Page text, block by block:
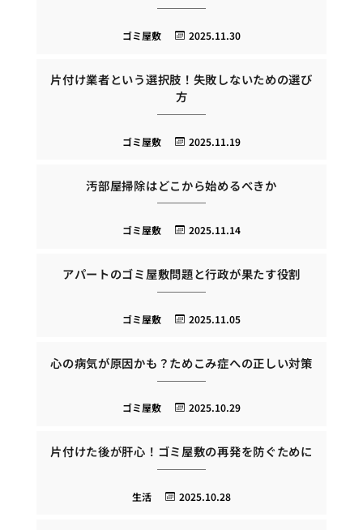
2025.11.30
ゴミ屋敷
片付け業者という選択肢！失敗しないための選び
方
2025.11.19
ゴミ屋敷
汚部屋掃除はどこから始めるべきか
2025.11.14
ゴミ屋敷
アパートのゴミ屋敷問題と行政が果たす役割
2025.11.05
ゴミ屋敷
心の病気が原因かも？ためこみ症への正しい対策
2025.10.29
ゴミ屋敷
片付けた後が肝心！ゴミ屋敷の再発を防ぐために
2025.10.28
生活